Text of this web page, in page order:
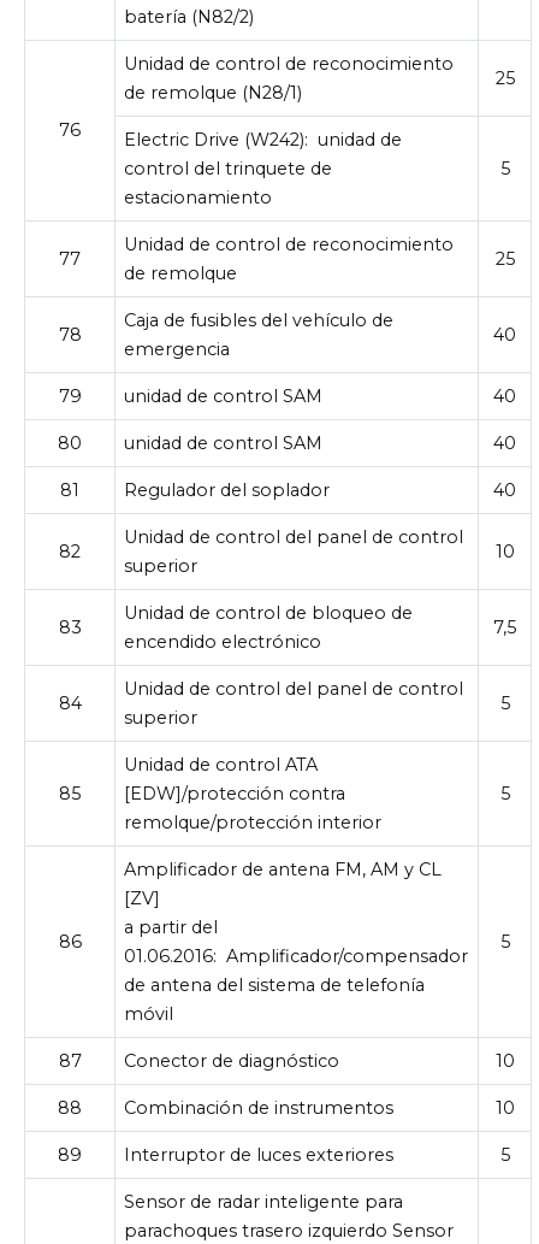
batería (N82/2)
76
Unidad de control de reconocimiento
de remolque (N28/1)
25
Electric Drive (W242): unidad de
control del trinquete de
estacionamiento
5
77
Unidad de control de reconocimiento
de remolque
25
78
Caja de fusibles del vehículo de
emergencia
40
79 unidad de control SAM 40
80 unidad de control SAM 40
81 Regulador del soplador 40
82
Unidad de control del panel de control
superior
10
83
Unidad de control de bloqueo de
encendido electrónico
7,5
84
Unidad de control del panel de control
superior
5
85
Unidad de control ATA
[EDW]/protección contra
remolque/protección interior
5
86
Amplificador de antena FM, AM y CL
[ZV]
a partir del
01.06.2016: Amplificador/compensador
de antena del sistema de telefonía
móvil
5
87 Conector de diagnóstico 10
88 Combinación de instrumentos 10
89 Interruptor de luces exteriores 5
Sensor de radar inteligente para
parachoques trasero izquierdo Sensor